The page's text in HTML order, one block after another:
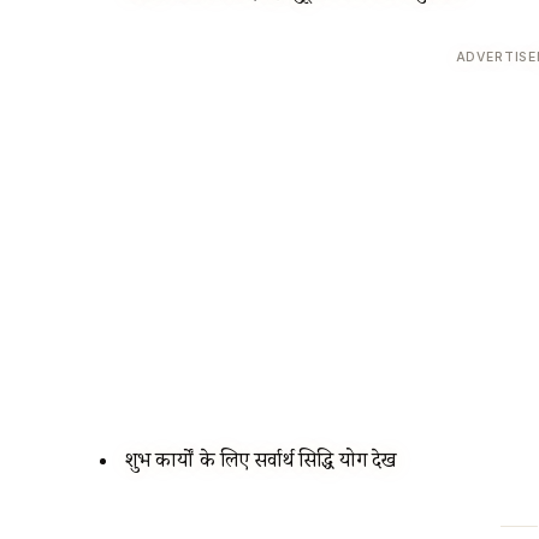
शुभ कार्यों के लिए सर्वार्थ सिद्धि योग देखें